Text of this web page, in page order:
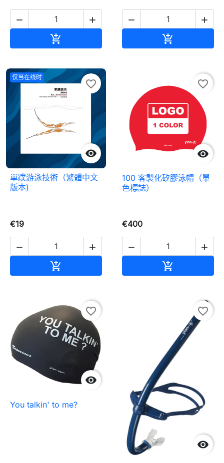
 

 

仅当在线时

favorite_border
單蹼游泳技術（繁體中文
版本)
€19
 


favorite_border
100 客製化矽膠泳帽（單
色標誌）
€400
 


favorite_border
You talkin' to me?

favorite_border